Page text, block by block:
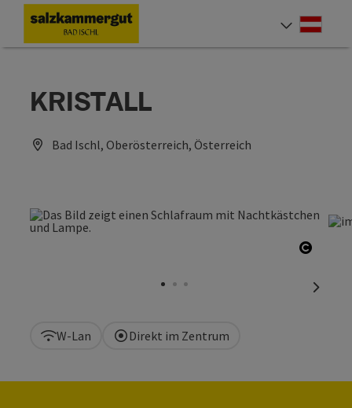
Zum InhaltAccesskey
[0]
Zur NavigationAccesskey
[1]
Zum Seitenanfang
Zur StartseiteAccesskey
[7]
KRISTALL
Bad Ischl, Oberösterreich, Österreich
W-Lan Direkt im Zentrum